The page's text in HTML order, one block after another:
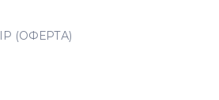
(ОФЕРТА)